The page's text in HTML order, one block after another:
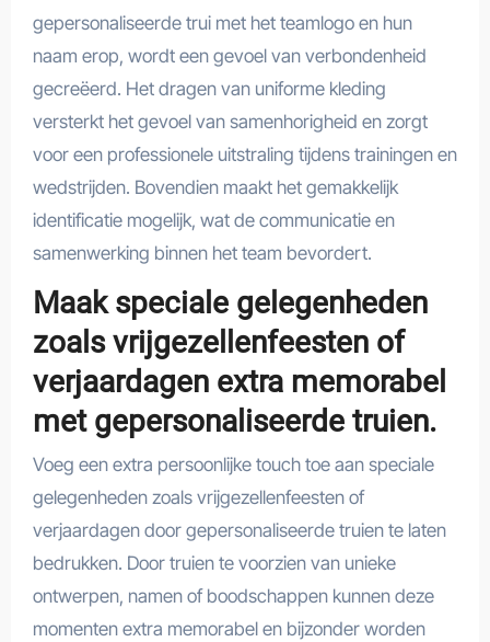
gepersonaliseerde trui met het teamlogo en hun
naam erop, wordt een gevoel van verbondenheid
gecreëerd. Het dragen van uniforme kleding
versterkt het gevoel van samenhorigheid en zorgt
voor een professionele uitstraling tijdens trainingen en
wedstrijden. Bovendien maakt het gemakkelijk
identificatie mogelijk, wat de communicatie en
samenwerking binnen het team bevordert.
Maak speciale gelegenheden
zoals vrijgezellenfeesten of
verjaardagen extra memorabel
met gepersonaliseerde truien.
Voeg een extra persoonlijke touch toe aan speciale
gelegenheden zoals vrijgezellenfeesten of
verjaardagen door gepersonaliseerde truien te laten
bedrukken. Door truien te voorzien van unieke
ontwerpen, namen of boodschappen kunnen deze
momenten extra memorabel en bijzonder worden